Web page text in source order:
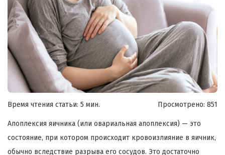
Время чтения статьи: 5 мин. Просмотрено: 851
Апоплексия яичника (или овариальная апоплексия) — это
состояние, при котором происходит кровоизлияние в яичник,
обычно вследствие разрыва его сосудов. Это достаточно